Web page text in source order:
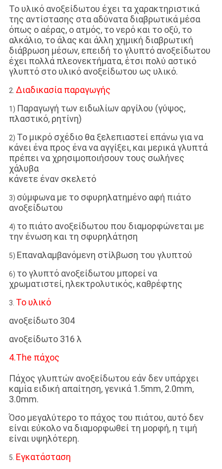
Το υλικό ανοξείδωτου έχει τα χαρακτηριστικά
της αντίστασης στα αδύνατα διαβρωτικά μέσα
όπως ο αέρας, ο ατμός, το νερό και το οξύ, το
αλκάλιο, το άλας και άλλη χημική διαβρωτική
διάβρωση μέσων, επειδή το γλυπτό ανοξείδωτου
έχει πολλά πλεονεκτήματα, έτσι πολύ αστικό
γλυπτό στο υλικό ανοξείδωτου ως υλικό.
2. Διαδικασία παραγωγής
1) Παραγωγή των ειδωλίων αργίλου (γύψος,
πλαστικό, ρητίνη)
2) Το μικρό σχέδιο θα ξελεπιαστεί επάνω για να
κάνει ένα προς ένα να αγγίξει, και μερικά γλυπτά
πρέπει να χρησιμοποιήσουν τους σωλήνες
χάλυβα
κάνετε έναν σκελετό
3) σύμφωνα με το σφυρηλατημένο αφή πιάτο
ανοξείδωτου
4) το πιάτο ανοξείδωτου που διαμορφώνεται με
την ένωση και τη σφυρηλάτηση
5) Επαναλαμβανόμενη στίλβωση του γλυπτού
6) το γλυπτό ανοξείδωτου μπορεί να
χρωματιστεί, ηλεκτρολυτικός, καθρέφτης
3. Το υλικό
ανοξείδωτο 304
ανοξείδωτο 316 λ
4.The πάχος
Πάχος γλυπτών ανοξείδωτου εάν δεν υπάρχει
καμία ειδική απαίτηση, γενικά 1.5mm, 2.0mm,
3.0mm.
Όσο μεγαλύτερο το πάχος του πιάτου, αυτό δεν
είναι εύκολο να διαμορφωθεί τη μορφή, η τιμή
είναι υψηλότερη.
5. Εγκατάσταση